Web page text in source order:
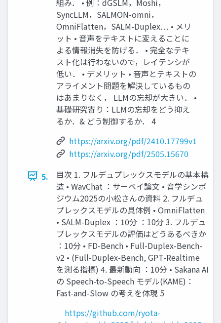
SyncLLM，SALMON-omni，
OmniFlatten，SALM-Duplex… • メリ
ット • 音声をテキストに変えることに
よる情報消失を防げる． • 完全なテキ
スト化は行わないので，レイテンシが
低い． • デメリット • 音声とテキストの
アライメント問題を解決しているもの
はあまりなく， LLMの忘却が大きい． •
基礎研究寄り：LLMの忘却をどう抑え
るか．& どう制御するか． 4
https://arxiv.org/pdf/2410.17799v1
https://arxiv.org/pdf/2505.15670
5.
目次 1. フルデュプレックスモデルの基本構
造 • WavChat ：サーベイ論文 • 音学シンポ
ジウム2025の小松さんの資料 2. フルデュ
プレックスモデルの具体例 • OmniFlatten
• SALM-Duplex ：10分 ：10分 3. フルデュ
プレックスモデルの評価はどうあるべきか
：10分 • FD-Bench • Full-Duplex-Bench-
v2 • (Full-Duplex-Bench, GPT-Realtime
を測る指標) 4. 最新動向 ：10分 • Sakana AI
の Speech-to-Speech モデル(KAME)：
Fast-and-Slow の考えを体現 5
https://github.com/ryota-